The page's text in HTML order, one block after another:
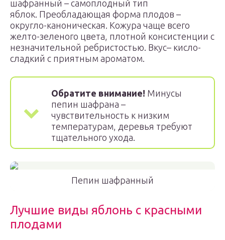
шафранный – самоплодный тип
яблок. Преобладающая форма плодов –
округло-каноническая. Кожура чаще всего
желто-зеленого цвета, плотной консистенции с
незначительной ребристостью. Вкус– кисло-
сладкий с приятным ароматом.
Обратите внимание! Минусы
пепин шафрана –
чувствительность к низким
температурам, деревья требуют
тщательного ухода.
Пепин шафранный
Лучшие виды яблонь с красными
плодами